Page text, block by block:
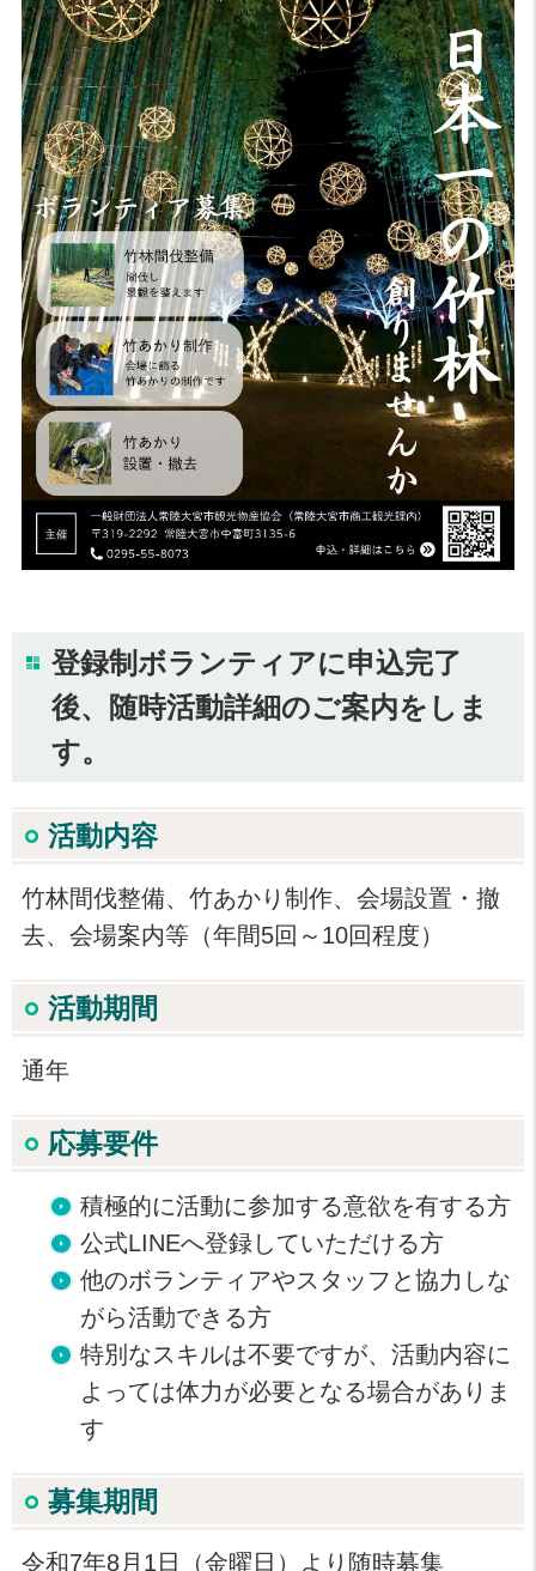
登録制ボランティアに申込完了
後、随時活動詳細のご案内をしま
す。
活動内容
竹林間伐整備、竹あかり制作、会場設置・撤
去、会場案内等（年間5回～10回程度）
活動期間
通年
応募要件
積極的に活動に参加する意欲を有する方
公式LINEへ登録していただける方
他のボランティアやスタッフと協力しな
がら活動できる方
特別なスキルは不要ですが、活動内容に
よっては体力が必要となる場合がありま
す
募集期間
令和7年8月1日（金曜日）より随時募集